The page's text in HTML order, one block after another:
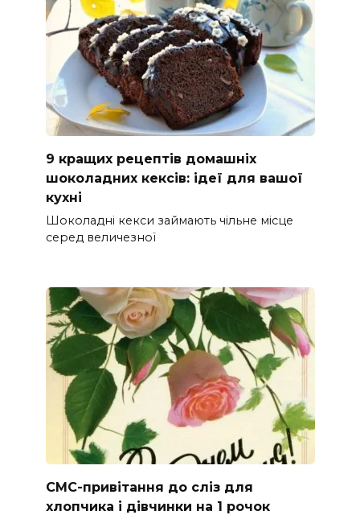
9 кращих рецептів домашніх
шоколадних кексів: ідеї для вашої
кухні
Шоколадні кекси займають чільне місце
серед величезної
СМС-привітання до сліз для
хлопчика і дівчинки на 1 рочок